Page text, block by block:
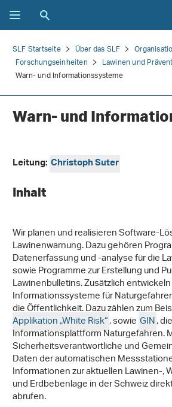
SLF Startseite Über das SLF
Forschungseinheiten
Lawinen und
Warn- und Informationssysteme
Warn- und
Leitung: Christoph Suter
Inhalt
Wir planen und realisieren Software-
Lawinenwarnung. Dazu gehören
Datenerfassung und -analyse für die
sowie Programme zur Erstellung und
Lawinenbulletins. Zusätzlich
Informationssysteme für
die Öffentlichkeit. Dazu zählen zum
Applikation „White Risk“, sowieGIN,
Informationsplattform Naturgefahren.
Sicherheitsverantwortliche und
Daten der automatischen
Informationen zur aktuellen Lawinen-,
und Erdbebenlage in der Schweiz
abrufen.